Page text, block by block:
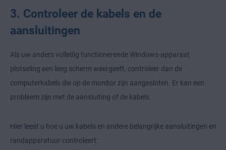
3. Controleer de kabels en de
aansluitingen
Als uw anders volledig functionerende Windows-apparaat
plotseling een leeg scherm weergeeft, controleer dan de
computerkabels die op de monitor zijn aangesloten. Er kan een
probleem zijn met de aansluiting of de kabels.
Hier leest u hoe u uw kabels en andere belangrijke aansluitingen en
randapparatuur controleert: